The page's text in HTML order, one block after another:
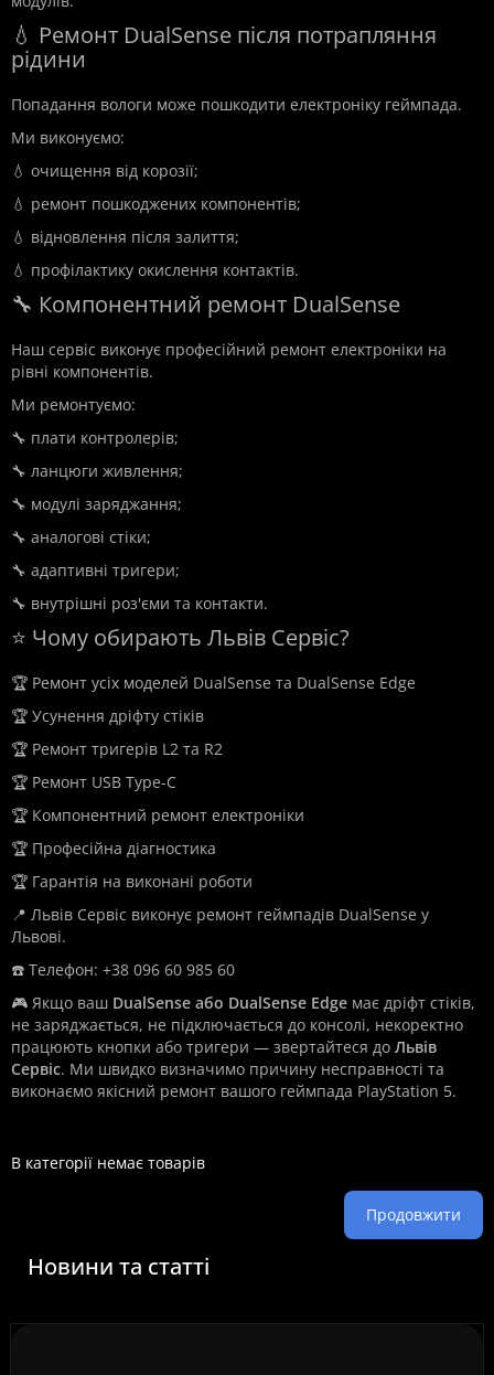
💧 Ремонт DualSense після потрапляння
рідини
Попадання вологи може пошкодити електроніку геймпада.
Ми виконуємо:
💧 очищення від корозії;
💧 ремонт пошкоджених компонентів;
💧 відновлення після залиття;
💧 профілактику окислення контактів.
🔧 Компонентний ремонт DualSense
Наш сервіс виконує професійний ремонт електроніки на
рівні компонентів.
Ми ремонтуємо:
🔧 плати контролерів;
🔧 ланцюги живлення;
🔧 модулі заряджання;
🔧 аналогові стіки;
🔧 адаптивні тригери;
🔧 внутрішні роз'єми та контакти.
⭐ Чому обирають Львів Сервіс?
🏆 Ремонт усіх моделей DualSense та DualSense Edge
🏆 Усунення дріфту стіків
🏆 Ремонт тригерів L2 та R2
🏆 Ремонт USB Type-C
🏆 Компонентний ремонт електроніки
🏆 Професійна діагностика
🏆 Гарантія на виконані роботи
📍 Львів Сервіс виконує ремонт геймпадів DualSense у
Львові.
☎️ Телефон: +38 096 60 985 60
🎮 Якщо ваш DualSense або DualSense Edge має дріфт стіків,
не заряджається, не підключається до консолі, некоректно
працюють кнопки або тригери — звертайтеся до Львів
Сервіс. Ми швидко визначимо причину несправності та
виконаємо якісний ремонт вашого геймпада PlayStation 5.
В категорії немає товарів
Продовжити
Новини та статті